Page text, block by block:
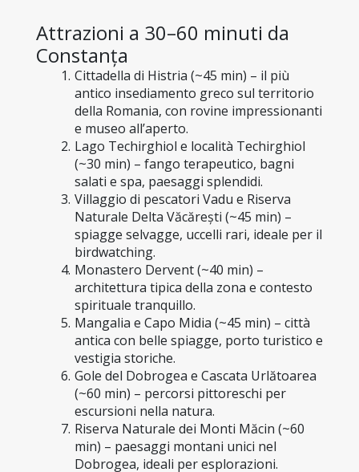
Attrazioni a 30–60 minuti da
Constanța
Cittadella di Histria (~45 min) – il più
antico insediamento greco sul territorio
della Romania, con rovine impressionanti
e museo all’aperto.
Lago Techirghiol e località Techirghiol
(~30 min) – fango terapeutico, bagni
salati e spa, paesaggi splendidi.
Villaggio di pescatori Vadu e Riserva
Naturale Delta Văcărești (~45 min) –
spiagge selvagge, uccelli rari, ideale per il
birdwatching.
Monastero Dervent (~40 min) –
architettura tipica della zona e contesto
spirituale tranquillo.
Mangalia e Capo Midia (~45 min) – città
antica con belle spiagge, porto turistico e
vestigia storiche.
Gole del Dobrogea e Cascata Urlătoarea
(~60 min) – percorsi pittoreschi per
escursioni nella natura.
Riserva Naturale dei Monti Măcin (~60
min) – paesaggi montani unici nel
Dobrogea, ideali per esplorazioni.